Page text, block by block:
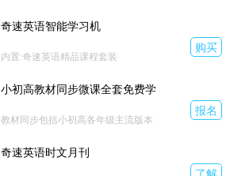
奇速英语智能学习机
内置:奇速英语精品课程套装
购买
小初高教材同步微课全套免费学
教材同步包括小初高各年级主流版本
报名
奇速英语时文月刊